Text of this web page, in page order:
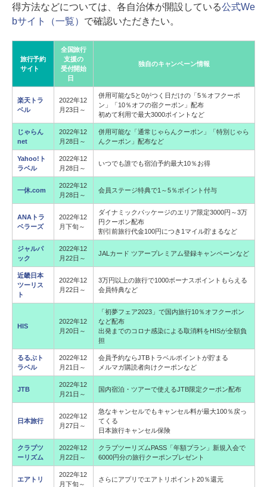
得方法などについては、各自治体が開設している公式We
bサイト（一覧） で確認いただきたい。
旅行予約
サイト
全国旅行
支援の
受付開始
日
独自のキャンペーン情報
楽天トラ
ベル
2022年12
月23日～
併用可能な5と0がつく日だけの「5％オフクーポ
ン」「10％オフの宿クーポン」配布
初めて利用で最大3000ポイントなど
じゃらん
net
2022年12
月28日～
併用可能な「通常じゃらんクーポン」「特別じゃら
んクーポン」配布など
Yahoo!ト
ラベル
2022年12
月28日～
いつでも誰でも宿泊予約最大10％お得
一休.com
2022年12
月28日～
会員ステージ特典で1～5％ポイント付与
ANAトラ
ベラーズ
2022年12
月下旬～
ダイナミックパッケージのエリア限定3000円～3万
円クーポン配布
割引前旅行代金100円につき1マイル貯まるなど
ジャルパ
ック
2022年12
月22日～
JALカード ツアープレミアム登録キャンペーンなど
近畿日本
ツーリス
ト
2022年12
月22日～
3万円以上の旅行で1000ボーナスポイントもらえる
会員特典など
HIS
2022年12
月20日～
「初夢フェア2023」で国内旅行10％オフクーポン
など配布
出発までのコロナ感染による取消料をHISが全額負
担
るるぶト
ラベル
2022年12
月21日～
会員予約ならJTBトラベルポイントが貯まる
メルマガ購読者向けクーポンなど
JTB
2022年12
月21日～
国内宿泊・ツアーで使えるJTB限定クーポン配布
日本旅行
2022年12
月27日～
急なキャンセルでもキャンセル料が最大100％戻っ
てくる
日本旅行キャンセル保険
クラブツ
ーリズム
2022年12
月22日～
クラブツーリズムPASS「年額プラン」新規入会で
6000円分の旅行クーポンプレゼント
エアトリ
2022年12
月下旬～
さらにアプリでエアトリポイント20％還元